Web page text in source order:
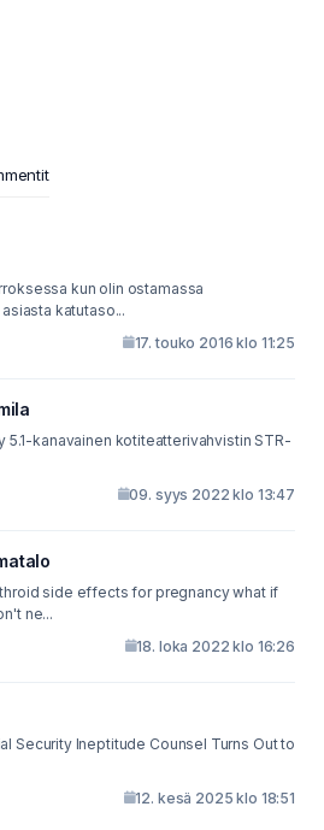
kun olin ostamassa
katutaso...
17. touko 2016 klo 11:25
09. syys 2022 klo 13:47
side effects for pregnancy what if
ne...
18. loka 2022 klo 16:26
Security Ineptitude Counsel Turns Out to
12. kesä 2025 klo 18:51